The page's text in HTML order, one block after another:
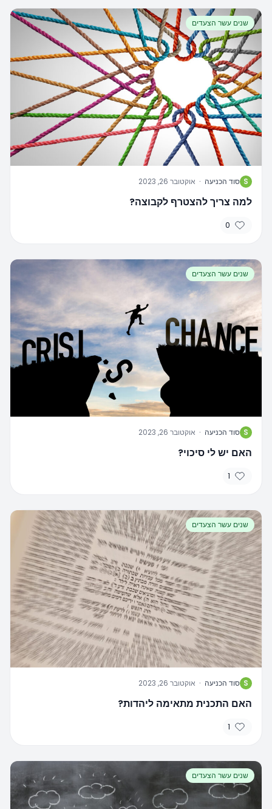
שנים עשר הצעדים
S סוד הכניעה · אוקטובר 26, 2023
למה צריך להצטרף לקבוצה?
0
שנים עשר הצעדים
S סוד הכניעה · אוקטובר 26, 2023
האם יש לי סיכוי?
1
שנים עשר הצעדים
S סוד הכניעה · אוקטובר 26, 2023
האם התכנית מתאימה ליהדות?
1
שנים עשר הצעדים